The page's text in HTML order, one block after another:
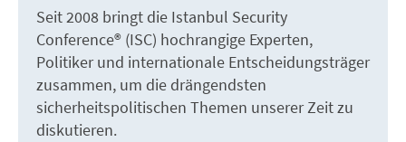
Seit 2008 bringt die Istanbul Security
Conference® (ISC) hochrangige Experten,
Politiker und internationale Entscheidungsträger
zusammen, um die drängendsten
sicherheitspolitischen Themen unserer Zeit zu
diskutieren.